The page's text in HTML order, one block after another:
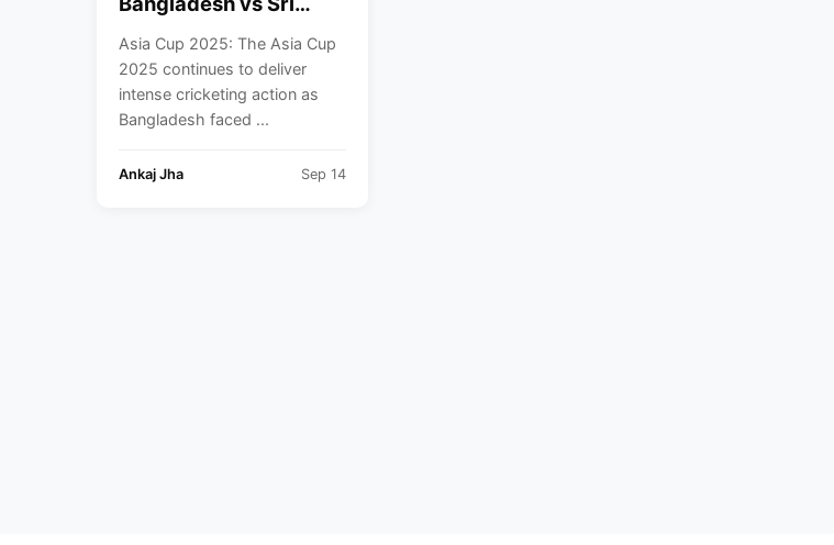
and Updated Points
Table
Asia Cup 2025: The Asia Cup
2025 continues to deliver
intense cricketing action as
Bangladesh faced ...
Ankaj Jha Sep 14